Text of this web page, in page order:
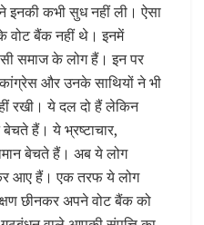
कभी सुध नहीं ली। ऐसा
वोट बैंक नहीं थे। इनमें
समाज के लोग हैं। इन पर
और उनके साथियों ने भी
रखी। ये दल दो हैं लेकिन
हैं। ये भ्रष्टाचार,
बेचते हैं। अब ये लोग
आए हैं। एक तरफ ये लोग
छीनकर अपने वोट बैंक को